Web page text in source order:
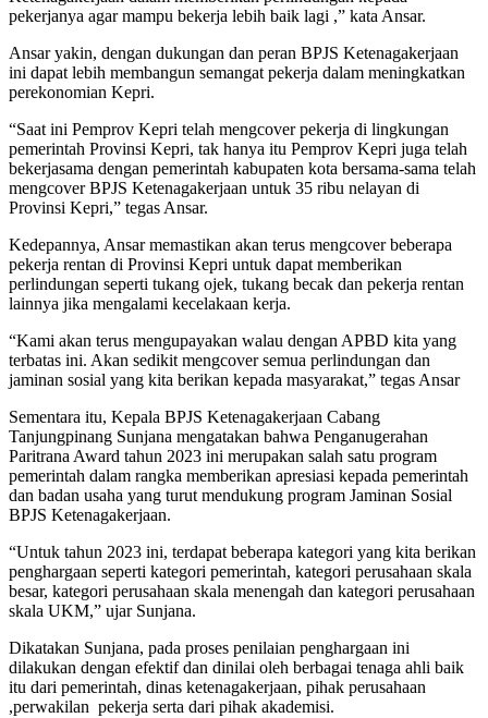
pekerjanya agar mampu bekerja lebih baik lagi ,” kata Ansar.
Ansar yakin, dengan dukungan dan peran BPJS Ketenagakerjaan
ini dapat lebih membangun semangat pekerja dalam meningkatkan
perekonomian Kepri.
“Saat ini Pemprov Kepri telah mengcover pekerja di lingkungan
pemerintah Provinsi Kepri, tak hanya itu Pemprov Kepri juga telah
bekerjasama dengan pemerintah kabupaten kota bersama-sama telah
mengcover BPJS Ketenagakerjaan untuk 35 ribu nelayan di
Provinsi Kepri,” tegas Ansar.
Kedepannya, Ansar memastikan akan terus mengcover beberapa
pekerja rentan di Provinsi Kepri untuk dapat memberikan
perlindungan seperti tukang ojek, tukang becak dan pekerja rentan
lainnya jika mengalami kecelakaan kerja.
“Kami akan terus mengupayakan walau dengan APBD kita yang
terbatas ini. Akan sedikit mengcover semua perlindungan dan
jaminan sosial yang kita berikan kepada masyarakat,” tegas Ansar
Sementara itu, Kepala BPJS Ketenagakerjaan Cabang
Tanjungpinang Sunjana mengatakan bahwa Penganugerahan
Paritrana Award tahun 2023 ini merupakan salah satu program
pemerintah dalam rangka memberikan apresiasi kepada pemerintah
dan badan usaha yang turut mendukung program Jaminan Sosial
BPJS Ketenagakerjaan.
“Untuk tahun 2023 ini, terdapat beberapa kategori yang kita berikan
penghargaan seperti kategori pemerintah, kategori perusahaan skala
besar, kategori perusahaan skala menengah dan kategori perusahaan
skala UKM,” ujar Sunjana.
Dikatakan Sunjana, pada proses penilaian penghargaan ini
dilakukan dengan efektif dan dinilai oleh berbagai tenaga ahli baik
itu dari pemerintah, dinas ketenagakerjaan, pihak perusahaan
,perwakilan pekerja serta dari pihak akademisi.